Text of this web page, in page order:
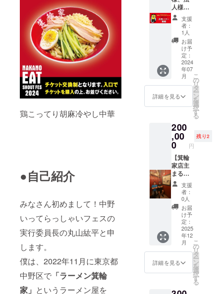
鶏こってり胡麻冷やし中華
●自己紹介
みなさん初めまして！中野
いってらっしゃいフェスの
実行委員長の丸山紘平と申
します。
僕は、2022年11月に東京都
中野区で 「ラーメン箕輪
家」 というラーメン屋を
真撮影
お願い
します
終わり
の８月
中に郵
送させ
ていた
だきま
す ※
ラーメ
ンチ
ケット
は記念
用にし
と郵送
料のた
め値段
てます
※ご了承
くださ
い
んは必
ず来る
と思い
ます笑
※シャン
パンも
ありま
一名様
ご利用
可能で
す。 ※
ご購入
頂いた
当人の
み使用
可能で
す。 ※
複数人
でのご
利用は
す。
※2024
年中野
いって
らっ
しゃい
フェス
のみ使
用可能
です。
人様限
定、公
式ホー
ムペー
ジバ
ナース
ポン
サー」
中野
いって
らっ
しゃい
フェス
のトッ
プペー
ジ最下
部に、
支援者
様、支
援法人
様のバ
ナーを
入れま
す！ バ
ナー
は、社
名や名
前、ロ
ゴマー
クをお
入れ頂
けま
支援
者：
1人
お届
け予
定：
2024
年07
月
詳細を見る
こ
の
リ
タ
ー
ン
を
選
択
す
る
200
,00
0 円
残り2
【箕輪
家店主
まる
ちゃん
出前授
業チ
ケッ
ト】 自
衛隊か
らトゥ
クトゥ
ク運転
手、 箕
輪さん
の鞄持
支援
者：
0人
お届
け予
定：
2025
年12
月
詳細を見る
こ
の
リ
タ
ー
ン
を
選
択
す
る